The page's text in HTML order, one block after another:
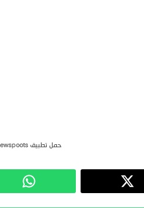
حمل تطبيق newspoots